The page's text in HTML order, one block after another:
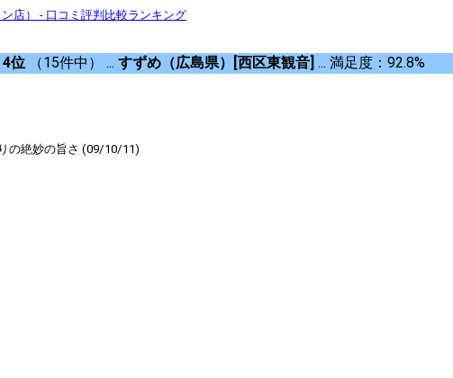
店） - 口コミ評判比較ランキング
4位（15件中） ... すずめ（広島県）[西区東観音] ... 満足度：92.8%
の絶妙の旨さ (09/10/11)